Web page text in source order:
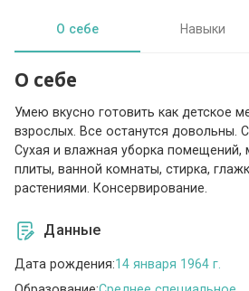
О себе Навыки
О себе
Умею вкусно готовить как детское
взрослых. Все останутся довольны.
Сухая и влажная уборка помещений,
плиты, ванной комнаты, стирка,
растениями. Консервирование.
Данные
Дата рождения:14 января 1964 г.